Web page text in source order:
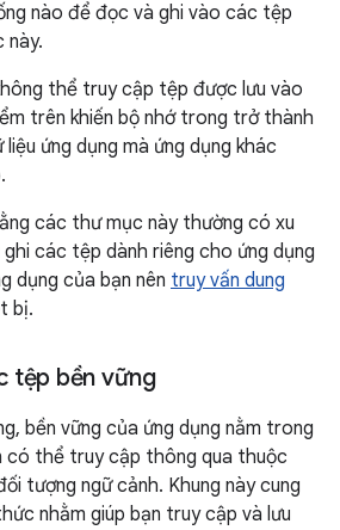
nào để đọc và ghi vào các tệp
này.
thể truy cập tệp được lưu vào
trên khiến bộ nhớ trong trở thành
ứng dụng mà ứng dụng khác
các thư mục này thường có xu
các tệp dành riêng cho ứng dụng
dụng của bạn nên truy vấn dung
bị.
tệp bền vững
bền vững của ứng dụng nằm trong
có thể truy cập thông qua thuộc
tượng ngữ cảnh. Khung này cung
nhằm giúp bạn truy cập và lưu